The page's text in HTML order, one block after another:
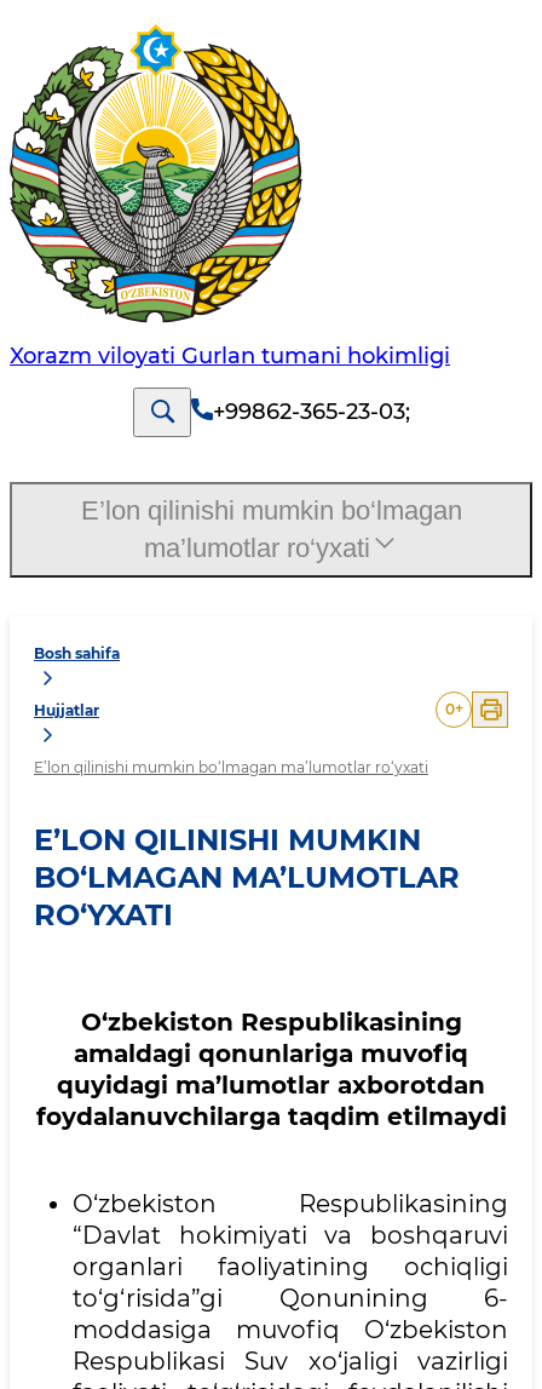
Xorazm viloyati Gurlan tumani hokimligi
+99862-365-23-03;
Bosh sahifa
Hujjatlar
E’lon qilinishi mumkin bo‘lmagan ma’lumotlar ro‘yxati
0+
E’LON QILINISHI MUMKIN
BO‘LMAGAN MA’LUMOTLAR
RO‘YXATI
O‘zbekiston Respublikasining
amaldagi qonunlariga muvofiq
quyidagi ma’lumotlar axborotdan
foydalanuvchilarga taqdim etilmaydi
O‘zbekiston Respublikasining
“Davlat hokimiyati va boshqaruvi
organlari faoliyatining ochiqligi
to‘g‘risida”gi Qonunining 6-
moddasiga muvofiq O‘zbekiston
Respublikasi Suv xo‘jaligi vazirligi
E’lon qilinishi mumkin bo‘lmagan
ma’lumotlar ro‘yxati